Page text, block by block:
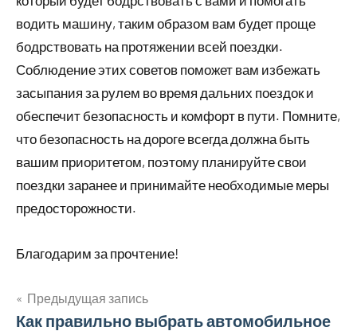
водить машину, таким образом вам будет проще
бодрствовать на протяжении всей поездки.
Соблюдение этих советов поможет вам избежать
засыпания за рулем во время дальних поездок и
обеспечит безопасность и комфорт в пути. Помните,
что безопасность на дороге всегда должна быть
вашим приоритетом, поэтому планируйте свои
поездки заранее и принимайте необходимые меры
предосторожности.
Благодарим за прочтение!
Навигация
Предыдущая запись
Как правильно выбрать автомобильное